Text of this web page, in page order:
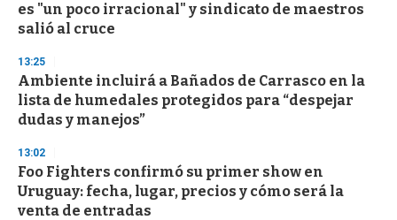
es "un poco irracional" y sindicato de maestros
salió al cruce
13:25
Ambiente incluirá a Bañados de Carrasco en la
lista de humedales protegidos para “despejar
dudas y manejos”
13:02
Foo Fighters confirmó su primer show en
Uruguay: fecha, lugar, precios y cómo será la
venta de entradas